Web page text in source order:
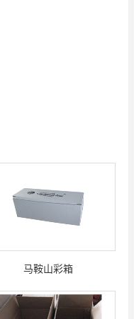
马鞍山彩箱